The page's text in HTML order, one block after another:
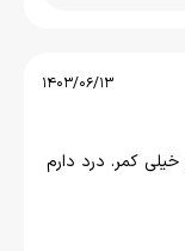
1403/06/13
کمر. درد دارم